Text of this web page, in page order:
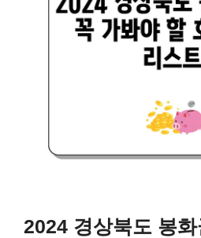
2024 경상북도 봉